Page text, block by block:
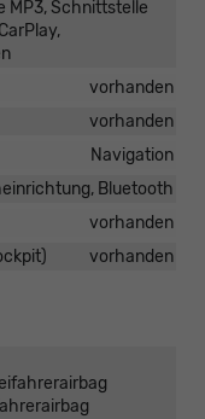
MP3, Schnittstelle
vorhanden
vorhanden
Navigation
Bluetooth
vorhanden
vorhanden